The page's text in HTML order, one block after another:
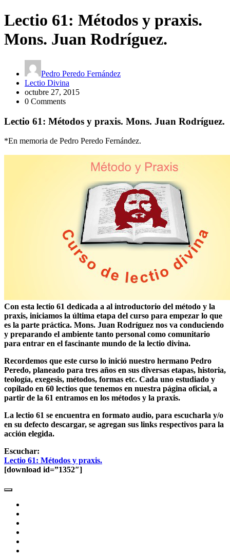
Lectio 61: Métodos y praxis.
Mons. Juan Rodríguez.
Pedro Peredo Fernández
Lectio Divina
octubre 27, 2015
0 Comments
Lectio 61: Métodos y praxis. Mons. Juan Rodríguez.
*En memoria de Pedro Peredo Fernández.
Con esta lectio 61 dedicada a al introductorio del método y la
praxis, iniciamos la última etapa del curso para empezar lo que
es la parte práctica. Mons. Juan Rodríguez nos va conduciendo
y preparando el ambiente tanto personal como comunitario
para entrar en el fascinante mundo de la lectio divina.
Recordemos que este curso lo inició nuestro hermano Pedro
Peredo, planeado para tres años en sus diversas etapas, historia,
teología, exegesis, métodos, formas etc. Cada uno estudiado y
copilado en 60 lectios que tenemos en nuestra página oficial, a
partir de la 61 entramos en los métodos y la praxis.
La lectio 61 se encuentra en formato audio, para escucharla y/o
en su defecto descargar, se agregan sus links respectivos para la
acción elegida.
Escuchar:
Lectio 61: Métodos y praxis.
[download id=”1352″]